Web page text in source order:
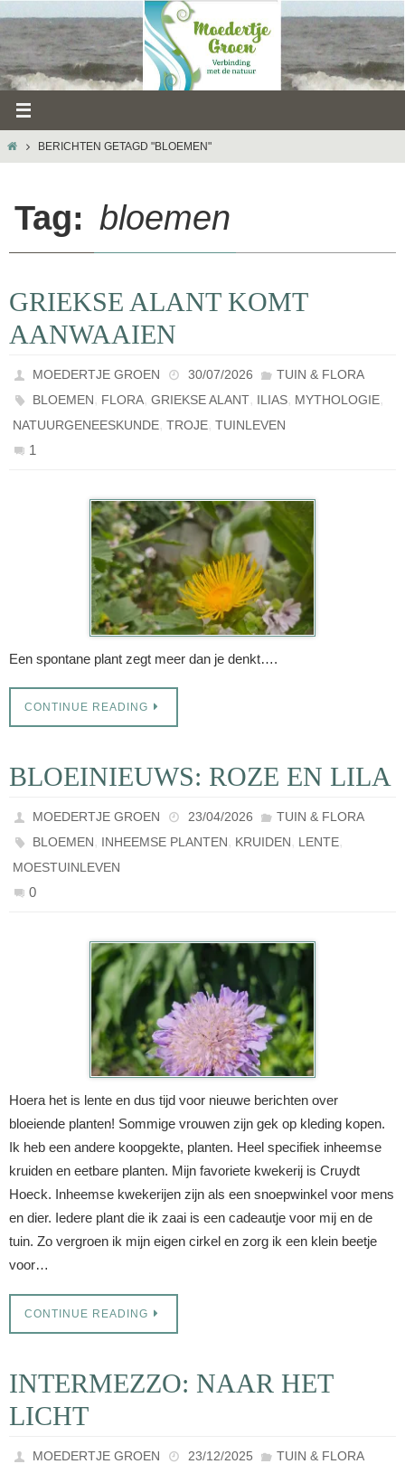
naar
inhoud
HOMEBERICHTEN GETAGD "BLOEMEN"
Tag: bloemen
GRIEKSE ALANT KOMT
AANWAAIEN
MOEDERTJE GROEN 30/07/2026
TUIN & FLORA
BLOEMEN, FLORA,GRIEKSE ALANT, ILIAS, MYTHOLOGIE,
NATUURGENEESKUNDE, TROJE, TUINLEVEN
1
Een spontane plant zegt meer dan je denkt….
CONTINUE READING
BLOEINIEUWS: ROZE EN LILA
MOEDERTJE GROEN 23/04/2026
TUIN & FLORA
BLOEMEN, INHEEMSE PLANTEN, KRUIDEN, LENTE,
MOESTUINLEVEN
0
Hoera het is lente en dus tijd voor nieuwe berichten over
bloeiende planten! Sommige vrouwen zijn gek op kleding kopen.
Ik heb een andere koopgekte, planten. Heel specifiek inheemse
kruiden en eetbare planten. Mijn favoriete kwekerij is Cruydt
Hoeck. Inheemse kwekerijen zijn als een snoepwinkel voor mens
en dier. Iedere plant die ik zaai is een cadeautje voor mij en de
tuin. Zo vergroen ik mijn eigen cirkel en zorg ik een klein beetje
voor…
CONTINUE READING
INTERMEZZO: NAAR HET
LICHT
MOEDERTJE GROEN 23/12/2025
TUIN & FLORA